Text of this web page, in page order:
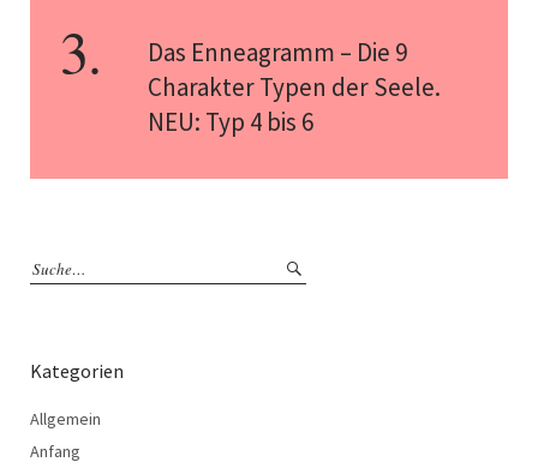
Das Enneagramm – Die 9
Charakter Typen der Seele.
NEU: Typ 4 bis 6
Kategorien
Allgemein
Anfang